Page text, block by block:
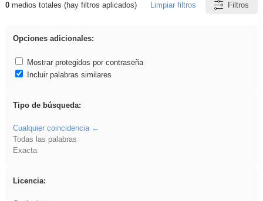
Resultados de: Oratoria
0medios totales (hay filtros aplicados) Limpiar filtros Filtros
Opciones adicionales:
Mostrar protegidos por contraseña
Incluir palabras similares
Tipo de búsqueda:
Cualquier coincidencia
Todas las palabras
Exacta
Licencia: